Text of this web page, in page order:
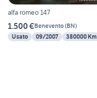
alfa romeo 147
1.500 €Benevento(BN)
Usato
09/2007 380000 Km